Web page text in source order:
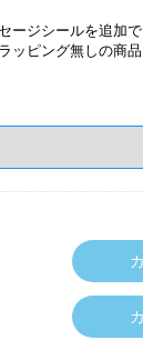
ージシールを追加
ッピング無しの商